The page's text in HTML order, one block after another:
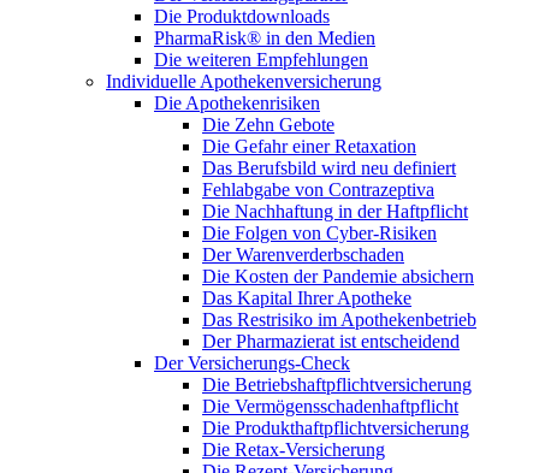
Die Produktdownloads
PharmaRisk® in den Medien
Die weiteren Empfehlungen
Individuelle Apothekenversicherung
Die Apothekenrisiken
Die Zehn Gebote
Die Gefahr einer Retaxation
Das Berufsbild wird neu definiert
Fehlabgabe von Contrazeptiva
Die Nachhaftung in der Haftpflicht
Die Folgen von Cyber-Risiken
Der Warenverderbschaden
Die Kosten der Pandemie absichern
Das Kapital Ihrer Apotheke
Das Restrisiko im Apothekenbetrieb
Der Pharmazierat ist entscheidend
Der Versicherungs-Check
Die Betriebshaftpflichtversicherung
Die Vermögensschadenhaftpflicht
Die Produkthaftpflichtversicherung
Die Retax-Versicherung